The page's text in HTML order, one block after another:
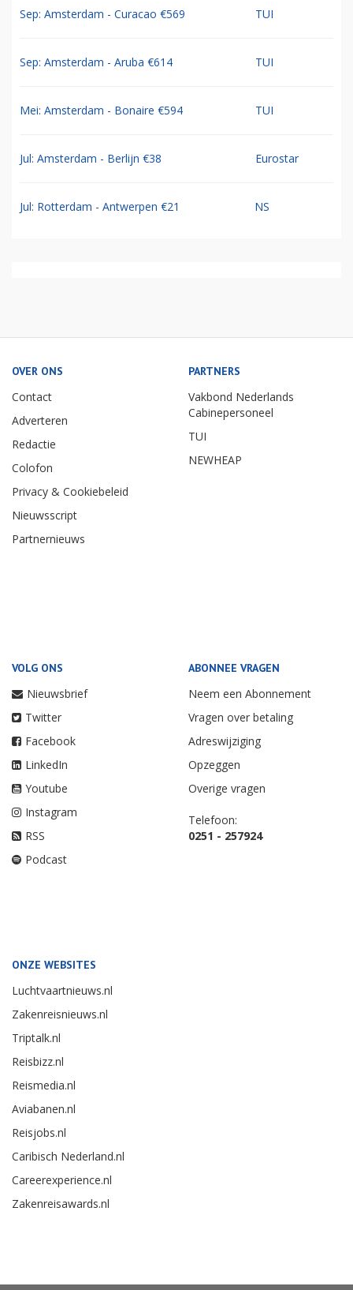
Sep: Amsterdam - Curacao €569 TUI
Sep: Amsterdam - Aruba €614 TUI
Mei: Amsterdam - Bonaire €594 TUI
Jul: Amsterdam - Berlijn €38 Eurostar
Jul: Rotterdam - Antwerpen €21 NS
OVER ONS
Contact
Adverteren
Redactie
Colofon
Privacy & Cookiebeleid
Nieuwsscript
Partnernieuws
PARTNERS
Vakbond Nederlands
Cabinepersoneel
TUI
NEWHEAP
VOLG ONS
Nieuwsbrief
Twitter
Facebook
LinkedIn
Youtube
Instagram
RSS
Podcast
ABONNEE VRAGEN
Neem een Abonnement
Vragen over betaling
Adreswijziging
Opzeggen
Overige vragen
Telefoon:
0251 - 257924
ONZE WEBSITES
Luchtvaartnieuws.nl
Zakenreisnieuws.nl
Triptalk.nl
Reisbizz.nl
Reismedia.nl
Aviabanen.nl
Reisjobs.nl
Caribisch Nederland.nl
Careerexperience.nl
Zakenreisawards.nl